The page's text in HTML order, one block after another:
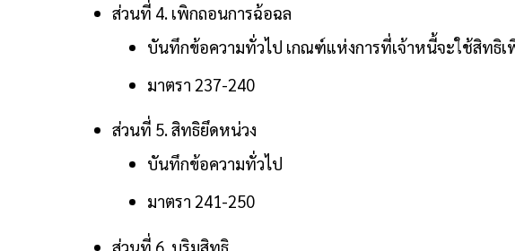
ส่วนที่ 4. เพิกถอนการฉ้อฉล
บันทึกข้อความทั่วไป เกณฑ์แห่งการที่เจ้าหนี้จะใช้สิทธิเ
มาตรา 237-240
ส่วนที่ 5. สิทธิยึดหน่วง
บันทึกข้อความทั่วไป
มาตรา 241-250
ส่วนที่ 6. บุริมสิทธิ